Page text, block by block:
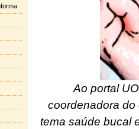
Ao portal
coordenadora do
tema saúde bucal